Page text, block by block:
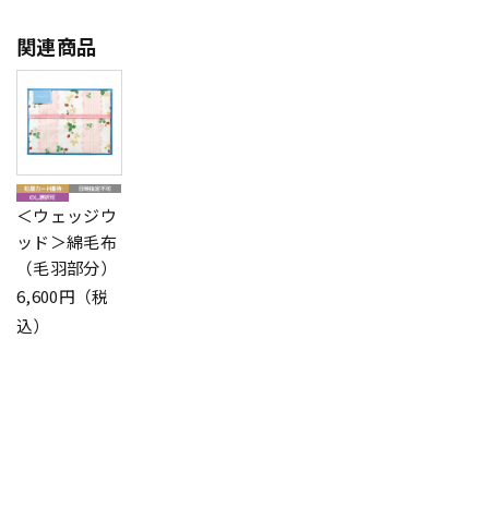
関連商品
＜ウェッジウ
ッド＞綿毛布
（毛羽部分）
6,600円（税
込）